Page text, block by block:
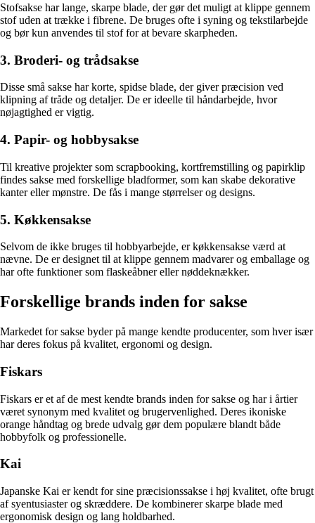
Stofsakse har lange, skarpe blade, der gør det muligt at klippe gennem
stof uden at trække i fibrene. De bruges ofte i syning og tekstilarbejde
og bør kun anvendes til stof for at bevare skarpheden.
3. Broderi- og trådsakse
Disse små sakse har korte, spidse blade, der giver præcision ved
klipning af tråde og detaljer. De er ideelle til håndarbejde, hvor
nøjagtighed er vigtig.
4. Papir- og hobbysakse
Til kreative projekter som scrapbooking, kortfremstilling og papirklip
findes sakse med forskellige bladformer, som kan skabe dekorative
kanter eller mønstre. De fås i mange størrelser og designs.
5. Køkkensakse
Selvom de ikke bruges til hobbyarbejde, er køkkensakse værd at
nævne. De er designet til at klippe gennem madvarer og emballage og
har ofte funktioner som flaskeåbner eller nøddeknækker.
Forskellige brands inden for sakse
Markedet for sakse byder på mange kendte producenter, som hver især
har deres fokus på kvalitet, ergonomi og design.
Fiskars
Fiskars er et af de mest kendte brands inden for sakse og har i årtier
været synonym med kvalitet og brugervenlighed. Deres ikoniske
orange håndtag og brede udvalg gør dem populære blandt både
hobbyfolk og professionelle.
Kai
Japanske Kai er kendt for sine præcisionssakse i høj kvalitet, ofte brugt
af syentusiaster og skræddere. De kombinerer skarpe blade med
ergonomisk design og lang holdbarhed.